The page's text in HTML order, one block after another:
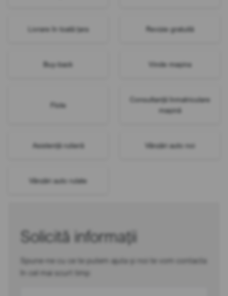
Livrare în toată țara Revizie gratuită
Buy-back Vinde mașina
Flote
Consultanță înmatriculare
mașină
Asistență rutieră Vânzări auto noi
Vânzări auto rulate
Solicită informații
Spune-ne cu ce te putem ajuta și noi te vom contacta
în cel mai scurt timp